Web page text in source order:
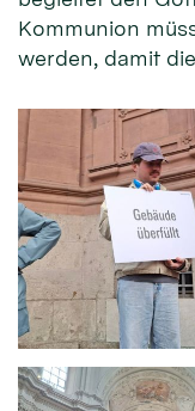
Kommunion
werden, damit